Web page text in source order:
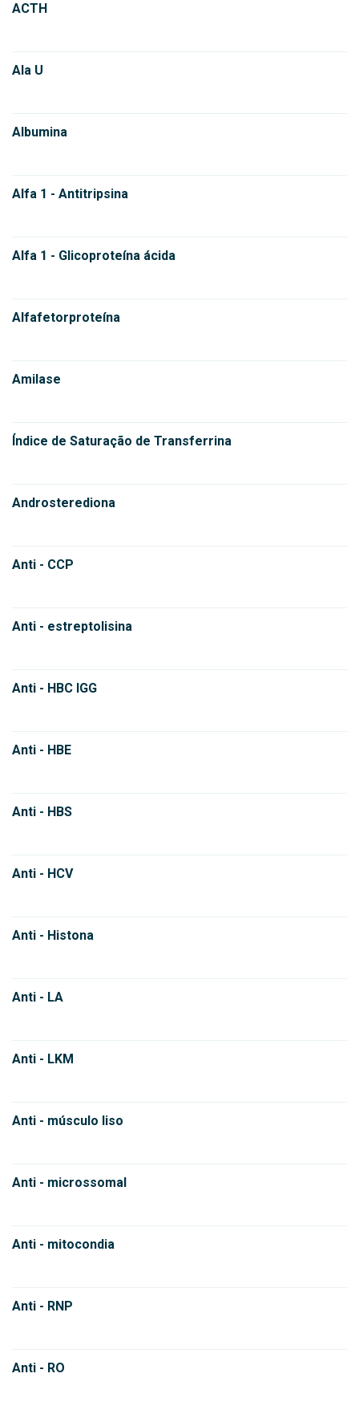
ACTH
Ala U
Albumina
Alfa 1 - Antitripsina
Alfa 1 - Glicoproteína ácida
Alfafetorproteína
Amilase
Índice de Saturação de Transferrina
Androsterediona
Anti - CCP
Anti - estreptolisina
Anti - HBC IGG
Anti - HBE
Anti - HBS
Anti - HCV
Anti - Histona
Anti - LA
Anti - LKM
Anti - músculo liso
Anti - microssomal
Anti - mitocondia
Anti - RNP
Anti - RO